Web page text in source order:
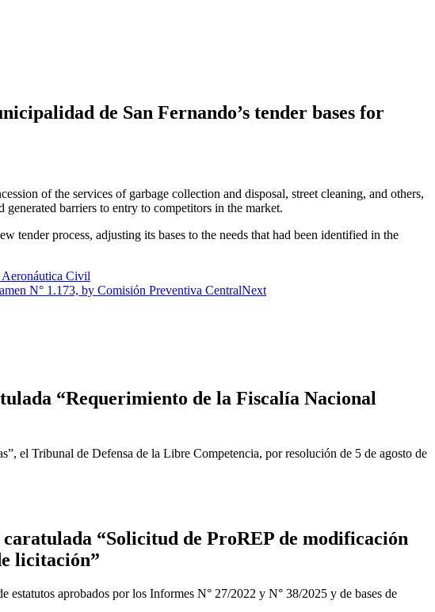
de San Fernando’s tender bases for
of the services of garbage collection and disposal, street cleaning, and others,
barriers to entry to competitors in the market.
tender process, adjusting its bases to the needs that had been identified in the
Civil
N° 1.173, by Comisión Preventiva CentralNext
“Requerimiento de la Fiscalía Nacional
el Tribunal de Defensa de la Libre Competencia, por resolución de 5 de agosto de
“Solicitud de ProREP de modificación
licitación”
aprobados por los Informes N° 27/2022 y N° 38/2025 y de bases de